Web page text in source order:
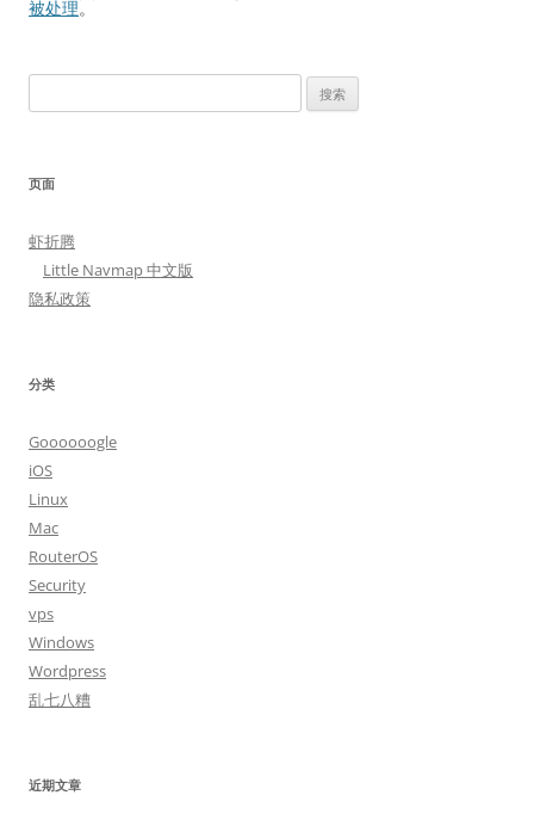
被处理。
索：
页面
虾折腾
Little Navmap 中文版
隐私政策
分类
Goooooogle
iOS
Linux
Mac
RouterOS
Security
vps
Windows
Wordpress
乱七八糟
近期文章